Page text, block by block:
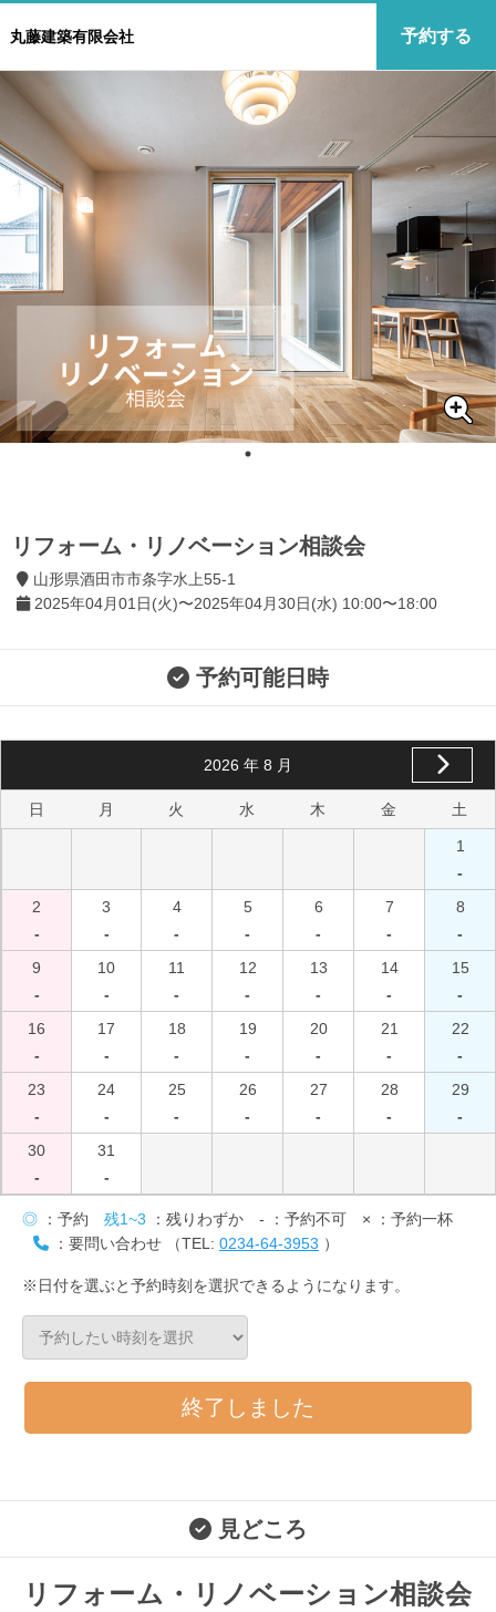
丸藤建築有限会社 予約する
リフォーム・リノベーション相談会
山形県酒田市市条字水上55-1
2025年04月01日(火)〜2025年04月30日(水) 10:00〜18:00
予約可能日時
2026 年 8 月
日 月 火 水 木 金 土
1
-
2
-
3
-
4
-
5
-
6
-
7
-
8
-
9
-
10
-
11
-
12
-
13
-
14
-
15
-
16
-
17
-
18
-
19
-
20
-
21
-
22
-
23
-
24
-
25
-
26
-
27
-
28
-
29
-
30
-
31
-
◎ ：予約 残1~3 ：残りわずか - ：予約不可 × ：予約一杯
：要問い合わせ （TEL: 0234-64-3953 ）
※日付を選ぶと予約時刻を選択できるようになります。
終了しました
見どころ
リフォーム・リノベーション相談会